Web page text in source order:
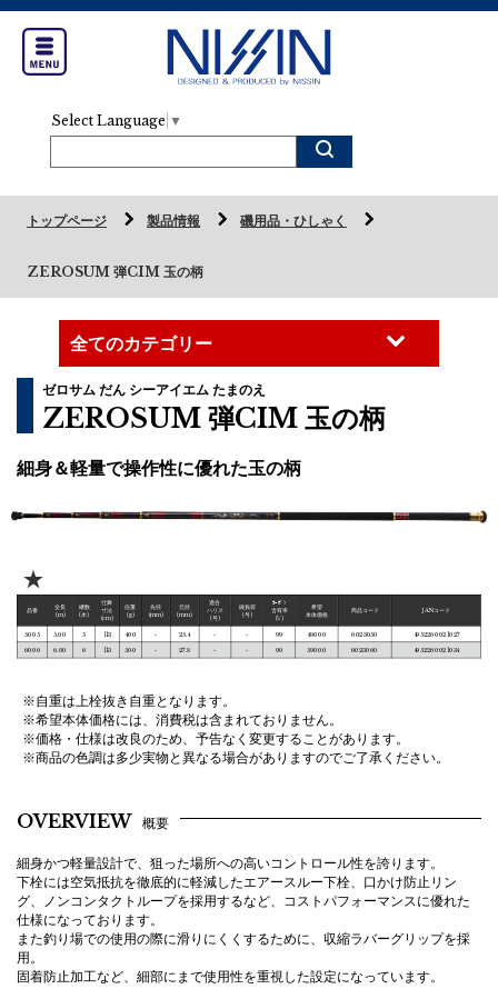
Select Language ▼
トップページ 製品情報 磯用品・ひしゃく
ZEROSUM 弾CIM 玉の柄
ゼロサム だん シーアイエム たまのえ
ZEROSUM 弾CIM 玉の柄
細身＆軽量で操作性に優れた玉の柄
★
品番
全長
(m)
継数
(本)
仕舞
寸法
(cm)
自重
(g)
先径
(mm)
元径
(mm)
適合
ハリス
(号)
錘負荷
(号)
ｶｰﾎﾞﾝ
含有率
(%)
希望
本体価格
商品コード JANコード
5005 5.00 5 113 400 - 25.4 - - 99 49000 6023050 4952260021027
6006 6.00 6 113 500 - 27.8 - - 99 59000 6023060 4952260021034
※自重は上栓抜き自重となります。
※希望本体価格には、消費税は含まれておりません。
※価格・仕様は改良のため、予告なく変更することがあります。
※商品の色調は多少実物と異なる場合がありますのでご了承ください。
OVERVIEW 概要
細身かつ軽量設計で、狙った場所への高いコントロール性を誇ります。
下栓には空気抵抗を徹底的に軽減したエアースルー下栓、口かけ防止リン
グ、ノンコンタクトループを採用するなど、コストパフォーマンスに優れた
仕様になっております。
また釣り場での使用の際に滑りにくくするために、収縮ラバーグリップを採
用。
固着防止加工など、細部にまで使用性を重視した設定になっています。